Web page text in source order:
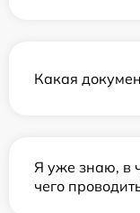
Какая
Я уже знаю, в
чего